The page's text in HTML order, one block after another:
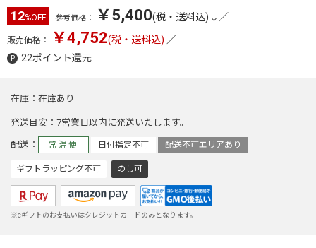
12%OFF 参考価格： ￥5,400(税・送料込)↓ ／
販売価格： ￥4,752(税・送料込) ／
22ポイント還元
在庫 在庫あり
発送目安 7営業日以内に発送いたします。
配送 常温便 日付指定不可 配送不可エリアあり
ギフトラッピング不可 のし可
※eギフトのお支払いはクレジットカードのみとなります。